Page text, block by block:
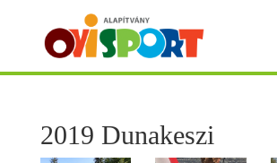
2019 Dunakeszi